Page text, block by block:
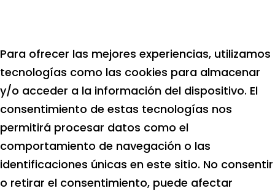
Para ofrecer las mejores experiencias, utilizamos
tecnologías como las cookies para almacenar
y/o acceder a la información del dispositivo. El
consentimiento de estas tecnologías nos
permitirá procesar datos como el
comportamiento de navegación o las
identificaciones únicas en este sitio. No consentir
o retirar el consentimiento, puede afectar